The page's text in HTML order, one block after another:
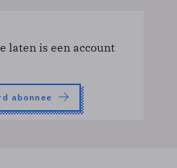
laten is een account
abonnee